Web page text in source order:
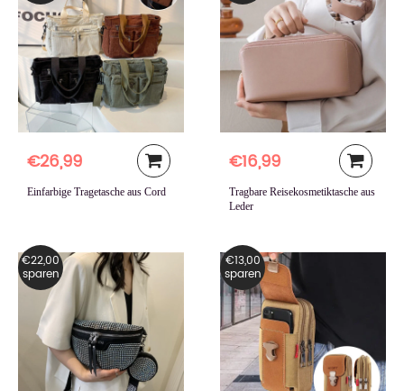
€26,99
Einfarbige Tragetasche aus Cord
€16,99
Tragbare Reisekosmetiktasche aus
Leder
€22,00
sparen
€13,00
sparen